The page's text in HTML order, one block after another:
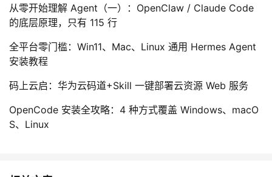
从零开始理解 Agent（一）：OpenClaw / Claude Code
的底层原理，只有 115 行
全平台零门槛：Win11、Mac、Linux 通用 Hermes Agent
安装教程
码上云启：华为云码道+Skill 一键部署云资源 Web 服务
OpenCode 安装全攻略：4 种方式覆盖 Windows、macO
S、Linux